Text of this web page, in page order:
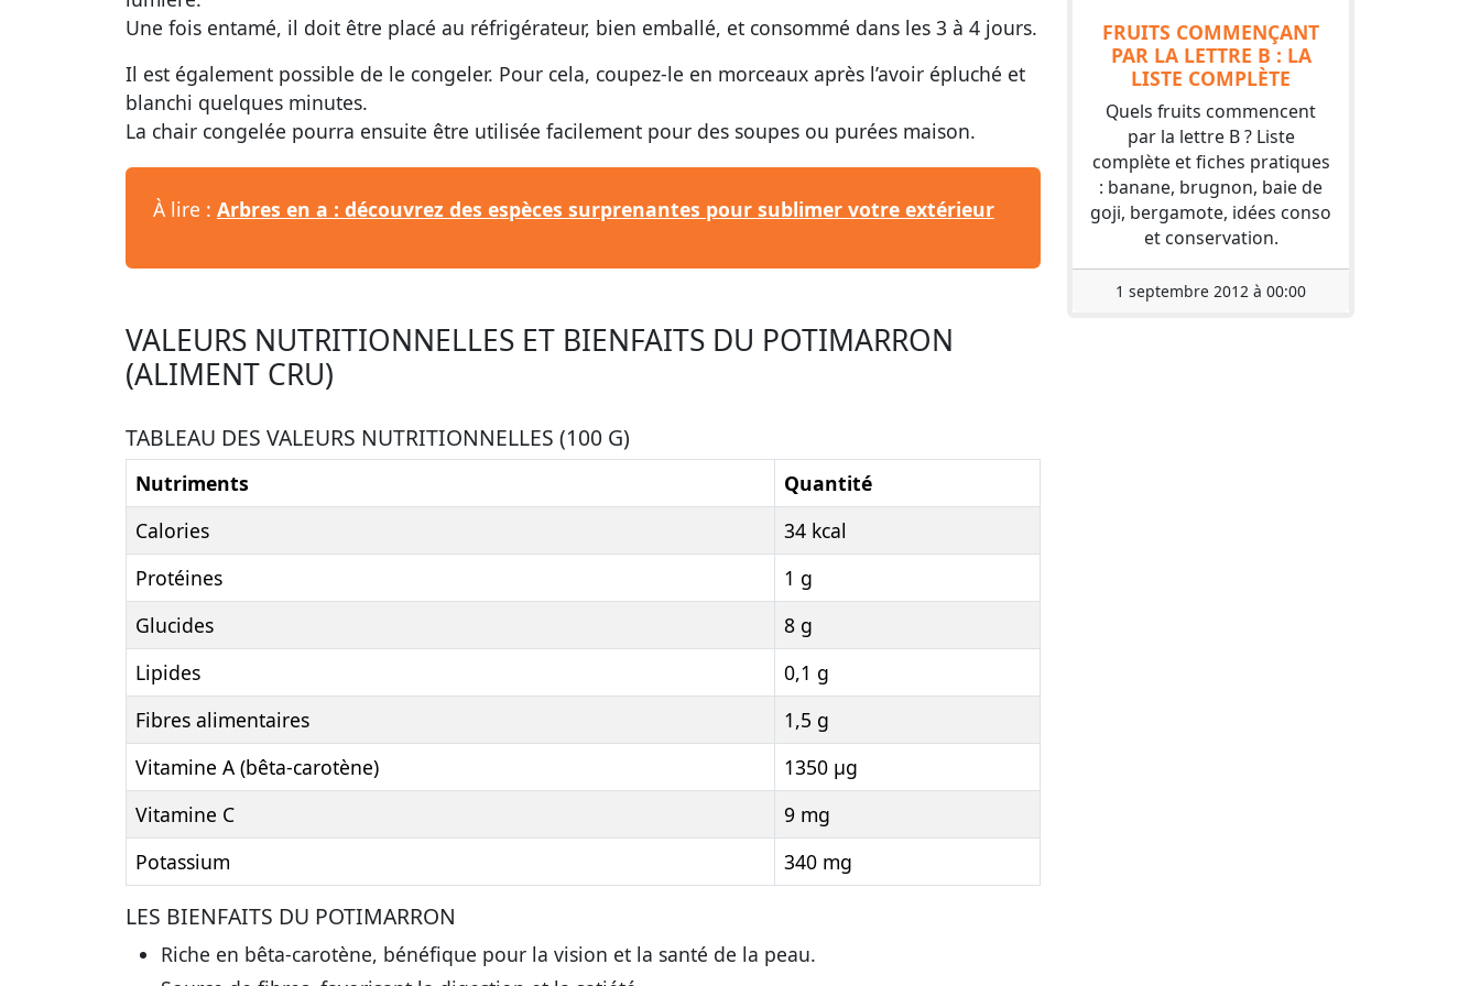
Une fois entamé, il doit être placé au réfrigérateur, bien emballé, et consommé dans les 3 à 4 jours.
Il est également possible de le congeler. Pour cela, coupez-le en morceaux après l’avoir épluché et
blanchi quelques minutes.
La chair congelée pourra ensuite être utilisée facilement pour des soupes ou purées maison.
À lire : Arbres en a : découvrez des espèces surprenantes pour sublimer votre extérieur
VALEURS NUTRITIONNELLES ET BIENFAITS DU POTIMARRON
(ALIMENT CRU)
TABLEAU DES VALEURS NUTRITIONNELLES (100 G)
Nutriments
Quantité
Calories
34 kcal
Protéines
1 g
Glucides
8 g
Lipides
0,1 g
Fibres alimentaires
1,5 g
Vitamine A (bêta-carotène)
1350 µg
Vitamine C
9 mg
Potassium
340 mg
LES BIENFAITS DU POTIMARRON
Riche en bêta-carotène, bénéfique pour la vision et la santé de la peau.
FRUITS COMMENÇANT
PAR LA LETTRE B : LA
LISTE COMPLÈTE
Quels fruits commencent
par la lettre B ? Liste
complète et fiches pratiques
: banane, brugnon, baie de
goji, bergamote, idées conso
et conservation.
1 septembre 2012 à 00:00